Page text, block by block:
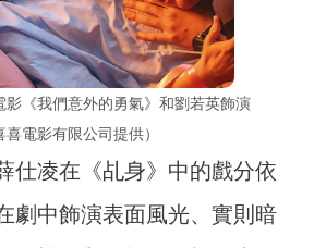
影《我們意外的勇氣》和劉若英飾演
電影有限公司提供）
仕凌在《乩身》中的戲分依
劇中飾演表面風光、實則暗